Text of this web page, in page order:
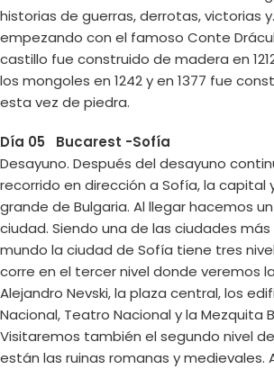
historias de guerras, derrotas, victorias
empezando con el famoso Conte
castillo fue construido de madera en
los mongoles en 1242 y en 1377 fue
esta vez de piedra.
Día 05 Bucarest -Sofía
Desayuno. Después del desayuno
recorrido en dirección a Sofía, la capital
grande de Bulgaria. Al llegar hacemos
ciudad. Siendo una de las ciudades
mundo la ciudad de Sofía tiene tres
corre en el tercer nivel donde veremos
Alejandro Nevski, la plaza central, los
Nacional, Teatro Nacional y la Mezquita
Visitaremos también el segundo nivel
están las ruinas romanas y medievales.